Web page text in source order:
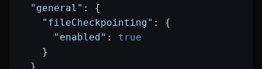
  "general"
: {
    "fileCheckpointing"
: {
      "enabled"
: true
    }
  }